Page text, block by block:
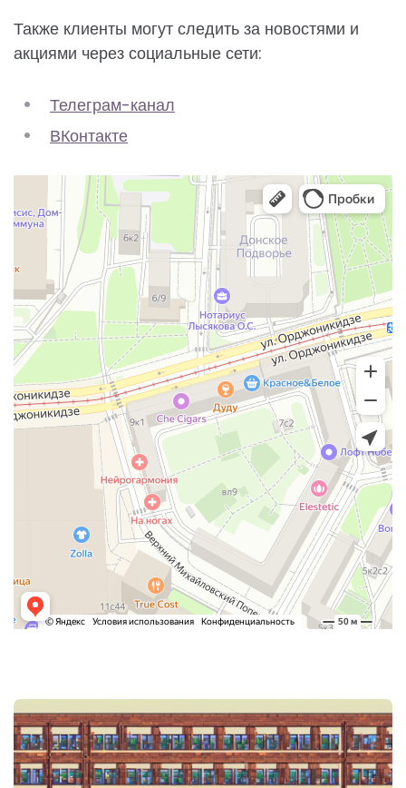
Также клиенты могут следить за новостями и
акциями через социальные сети:
Телеграм-канал
ВКонтакте
Post
navigation